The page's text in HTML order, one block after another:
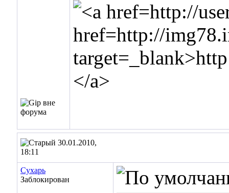
30.01.2010,
18:11
Сухарь
Заблокирован